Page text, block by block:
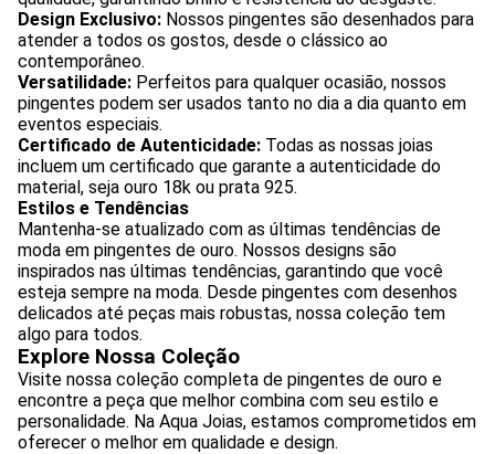
Design Exclusivo: Nossos pingentes são desenhados para
atender a todos os gostos, desde o clássico ao
contemporâneo.
Versatilidade: Perfeitos para qualquer ocasião, nossos
pingentes podem ser usados tanto no dia a dia quanto em
eventos especiais.
Certificado de Autenticidade: Todas as nossas joias
incluem um certificado que garante a autenticidade do
material, seja ouro 18k ou prata 925.
Estilos e Tendências
Mantenha-se atualizado com as últimas tendências de
moda em pingentes de ouro. Nossos designs são
inspirados nas últimas tendências, garantindo que você
esteja sempre na moda. Desde pingentes com desenhos
delicados até peças mais robustas, nossa coleção tem
algo para todos.
Explore Nossa Coleção
Visite nossa coleção completa de pingentes de ouro e
encontre a peça que melhor combina com seu estilo e
personalidade. Na Aqua Joias, estamos comprometidos em
oferecer o melhor em qualidade e design.